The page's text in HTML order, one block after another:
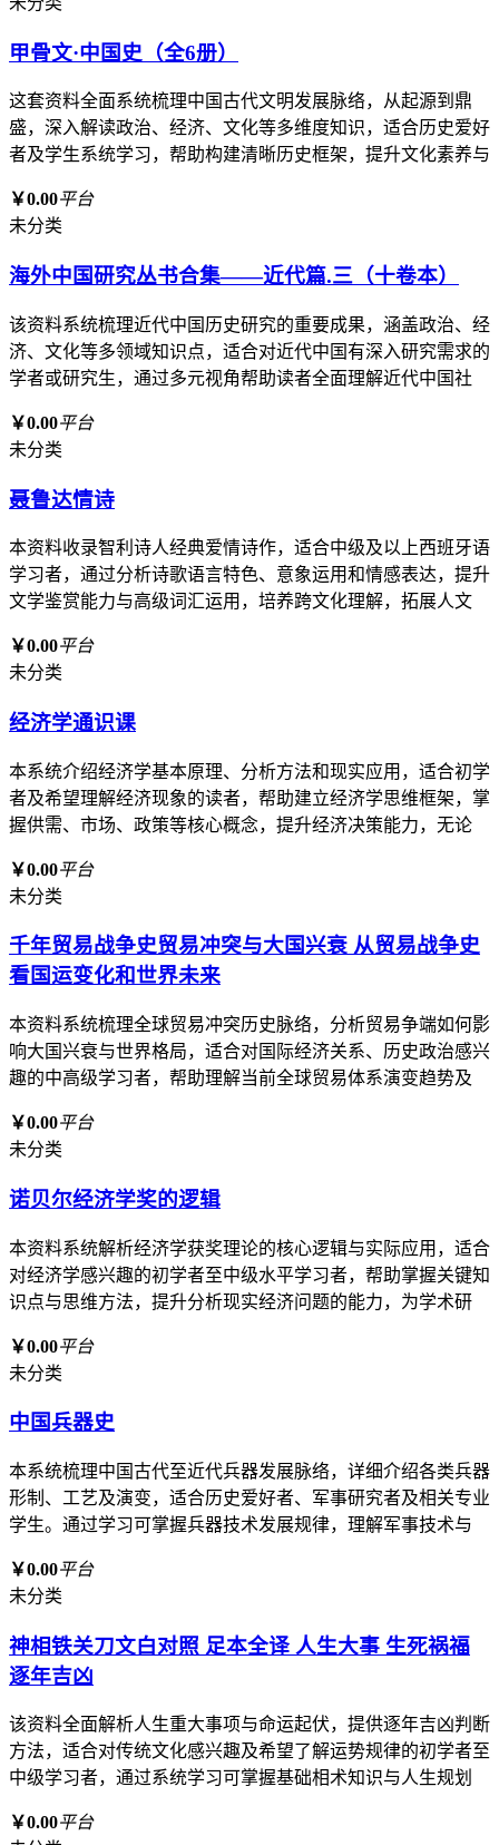
甲骨文·中国史（全6册）
这套资料全面系统梳理中国古代文明发展脉络，从起源到鼎
盛，深入解读政治、经济、文化等多维度知识，适合历史爱好
者及学生系统学习，帮助构建清晰历史框架，提升文化素养与
￥0.00平台
未分类
海外中国研究丛书合集——近代篇.三（十卷本）
该资料系统梳理近代中国历史研究的重要成果，涵盖政治、经
济、文化等多领域知识点，适合对近代中国有深入研究需求的
学者或研究生，通过多元视角帮助读者全面理解近代中国社
￥0.00平台
未分类
聂鲁达情诗
本资料收录智利诗人经典爱情诗作，适合中级及以上西班牙语
学习者，通过分析诗歌语言特色、意象运用和情感表达，提升
文学鉴赏能力与高级词汇运用，培养跨文化理解，拓展人文
￥0.00平台
未分类
经济学通识课
本系统介绍经济学基本原理、分析方法和现实应用，适合初学
者及希望理解经济现象的读者，帮助建立经济学思维框架，掌
握供需、市场、政策等核心概念，提升经济决策能力，无论
￥0.00平台
未分类
千年贸易战争史贸易冲突与大国兴衰 从贸易战争史
看国运变化和世界未来
本资料系统梳理全球贸易冲突历史脉络，分析贸易争端如何影
响大国兴衰与世界格局，适合对国际经济关系、历史政治感兴
趣的中高级学习者，帮助理解当前全球贸易体系演变趋势及
￥0.00平台
未分类
诺贝尔经济学奖的逻辑
本资料系统解析经济学获奖理论的核心逻辑与实际应用，适合
对经济学感兴趣的初学者至中级水平学习者，帮助掌握关键知
识点与思维方法，提升分析现实经济问题的能力，为学术研
￥0.00平台
未分类
中国兵器史
本系统梳理中国古代至近代兵器发展脉络，详细介绍各类兵器
形制、工艺及演变，适合历史爱好者、军事研究者及相关专业
学生。通过学习可掌握兵器技术发展规律，理解军事技术与
￥0.00平台
未分类
神相铁关刀文白对照 足本全译 人生大事 生死祸福
逐年吉凶
该资料全面解析人生重大事项与命运起伏，提供逐年吉凶判断
方法，适合对传统文化感兴趣及希望了解运势规律的初学者至
中级学习者，通过系统学习可掌握基础相术知识与人生规划
￥0.00平台